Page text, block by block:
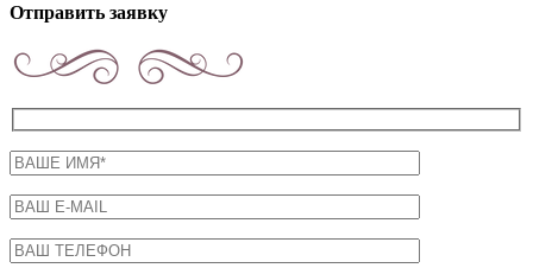
Отправить заявку